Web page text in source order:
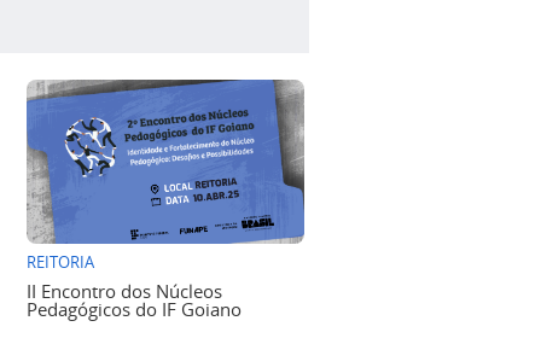
REITORIA
II Encontro dos Núcleos
Pedagógicos do IF Goiano